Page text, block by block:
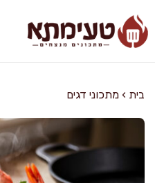
לתוכן
בית › מתכוני דגים